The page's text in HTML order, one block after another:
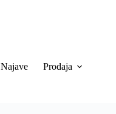
Najave Prodaja